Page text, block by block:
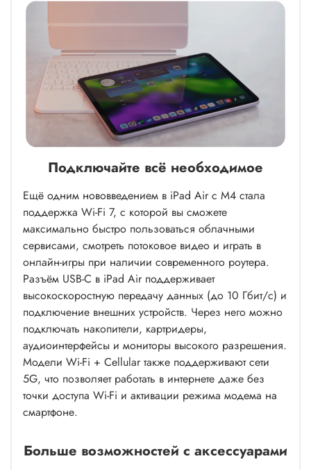
Подключайте всё необходимое
Ещё одним нововведением в iPad Air с M4 стала
поддержка Wi-Fi 7, с которой вы сможете
максимально быстро пользоваться облачными
сервисами, смотреть потоковое видео и играть в
онлайн-игры при наличии современного роутера.
Разъём USB-C в iPad Air поддерживает
высокоскоростную передачу данных (до 10 Гбит/с) и
подключение внешних устройств. Через него можно
подключать накопители, картридеры,
аудиоинтерфейсы и мониторы высокого разрешения.
Модели Wi-Fi + Cellular также поддерживают сети
5G, что позволяет работать в интернете даже без
точки доступа Wi-Fi и активации режима модема на
смартфоне.
Больше возможностей с аксессуарами